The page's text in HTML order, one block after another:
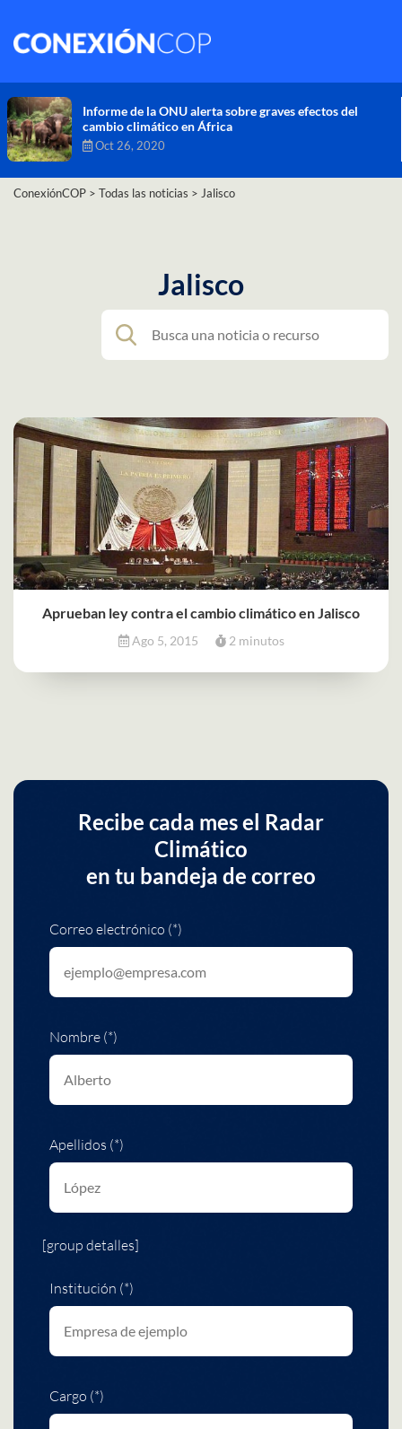
Comisión de Alto Nivel de Cambio Climático aprueba
nueva ambición climática del Perú
Dic 16, 2020
ConexiónCOP > Todas las noticias > Jalisco
Jalisco
Aprueban ley contra el cambio climático en Jalisco
Ago 5, 2015 2 minutos
Recibe cada mes el Radar
Climático
en tu bandeja de correo
Correo electrónico (*)
Nombre (*)
Apellidos (*)
[group detalles]
Institución (*)
Cargo (*)